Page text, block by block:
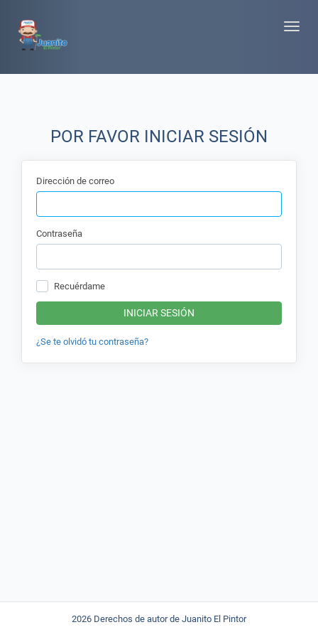
Toggle
POR FAVOR INICIAR SESIÓN
Dirección de correo
Contraseña
Recuérdame
INICIAR SESIÓN
¿Se te olvidó tu contraseña?
2026 Derechos de autor de Juanito El Pintor